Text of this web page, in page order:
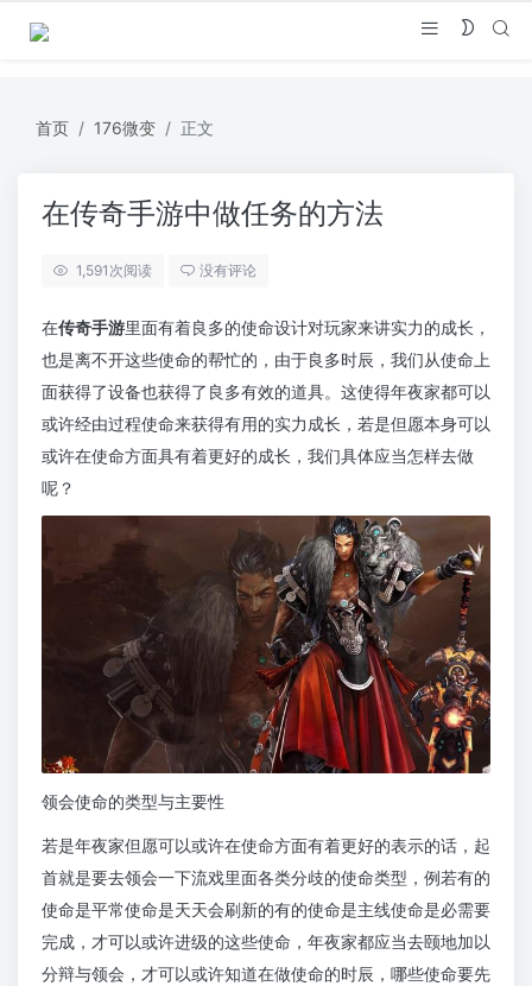
首页 176微变 正文
在传奇手游中做任务的方法
1,591 次阅读 没有评论
在传奇手游里面有着良多的使命设计对玩家来讲实力的成长，
也是离不开这些使命的帮忙的，由于良多时辰，我们从使命上
面获得了设备也获得了良多有效的道具。这使得年夜家都可以
或许经由过程使命来获得有用的实力成长，若是但愿本身可以
或许在使命方面具有着更好的成长，我们具体应当怎样去做
呢？
领会使命的类型与主要性
若是年夜家但愿可以或许在使命方面有着更好的表示的话，起
首就是要去领会一下流戏里面各类分歧的使命类型，例若有的
使命是平常使命是天天会刷新的有的使命是主线使命是必需要
完成，才可以或许进级的这些使命，年夜家都应当去颐地加以
分辩与领会，才可以或许知道在做使命的时辰，哪些使命要先